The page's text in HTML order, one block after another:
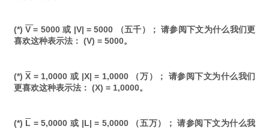
(*)V= 5000 或 |V| = 5000 （五千）； 请参阅下文为什么我们更
喜欢这种表示法： (V) = 5000。
(*)X = 1,0000 或 |X| = 1,0000 （万）； 请参阅下文为什么我们
更喜欢这种表示法： (X) = 1,0000。
(*) L = 5,0000 或 |L| = 5,0000 （五万）； 请参阅下文为什么我